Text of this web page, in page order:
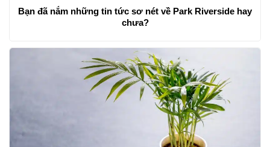
Bạn đã nắm những tin tức sơ nét về Park Riverside hay
chưa?